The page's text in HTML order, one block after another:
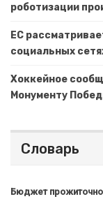
роботизации
ЕС
социальных
Хоккейное
Монументу
Словарь
Бюджет